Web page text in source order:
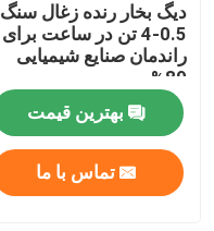
دیگ بخار رنده زغال سنگ
0.5-4 تن در ساعت برای
راندمان صنایع شیمیایی
89%
بهترین قیمت
تماس با ما